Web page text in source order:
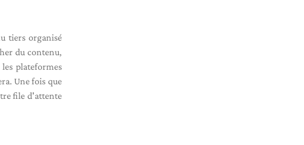
tiers organisé
du contenu,
plateformes
Une fois que
file d'attente